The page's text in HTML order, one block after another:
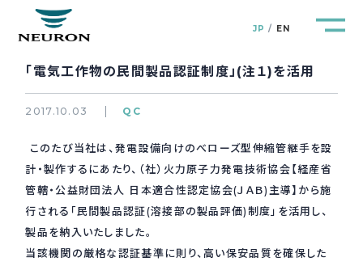
JP EN
管路防災研究所
企業情報 Company
製品＆サービス Products&Service
「電気工作物の民間製品認証制度」(注１)を活用
2017.10.03 QC
このたび当社は、発電設備向けのべローズ型伸縮管継手を設
計・製作するにあたり、（社）火力原子力発電技術協会【経産省
管轄・公益財団法人 日本適合性認定協会(ＪＡＢ)主導】から施
行される「民間製品認証(溶接部の製品評価)制度」を活用し、
製品を納入いたしました。
当該機関の厳格な認証基準に則り、高い保安品質を確保した